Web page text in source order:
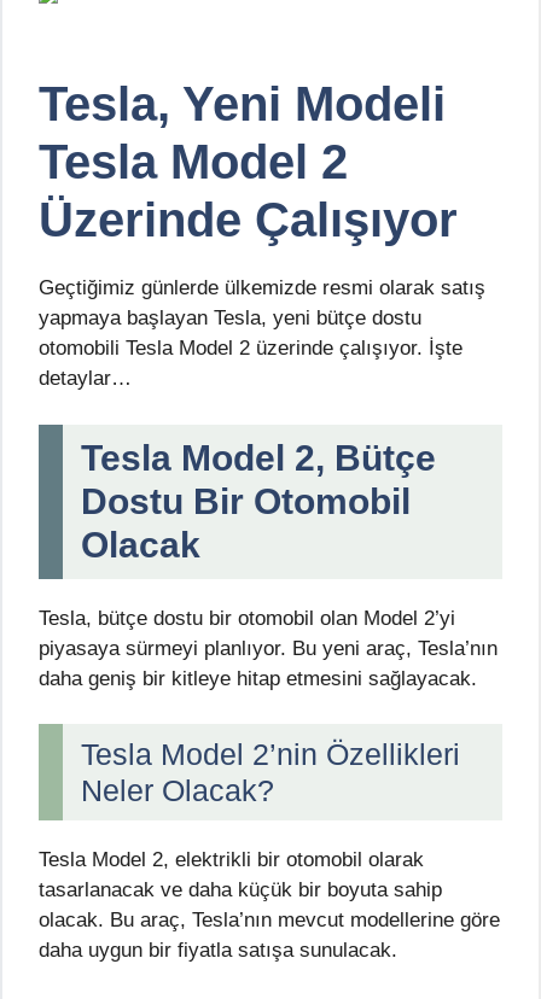
Tesla, Yeni Modeli
Tesla Model 2
Üzerinde Çalışıyor
Geçtiğimiz günlerde ülkemizde resmi olarak satış
yapmaya başlayan Tesla, yeni bütçe dostu
otomobili Tesla Model 2 üzerinde çalışıyor. İşte
detaylar…
Tesla Model 2, Bütçe
Dostu Bir Otomobil
Olacak
Tesla, bütçe dostu bir otomobil olan Model 2’yi
piyasaya sürmeyi planlıyor. Bu yeni araç, Tesla’nın
daha geniş bir kitleye hitap etmesini sağlayacak.
Tesla Model 2’nin Özellikleri
Neler Olacak?
Tesla Model 2, elektrikli bir otomobil olarak
tasarlanacak ve daha küçük bir boyuta sahip
olacak. Bu araç, Tesla’nın mevcut modellerine göre
daha uygun bir fiyatla satışa sunulacak.